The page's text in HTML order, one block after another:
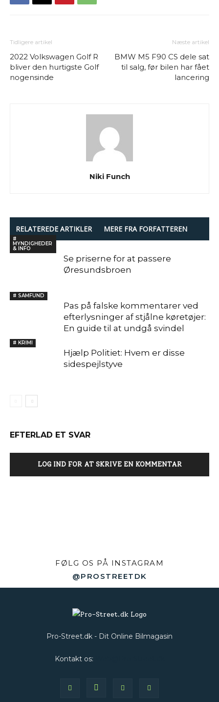
Tidligere artikel
2022 Volkswagen Golf R
bliver den hurtigste Golf
nogensinde
Næste artikel
BMW M5 F90 CS dele sat
til salg, før bilen har fået
lancering
Niki Funch
RELATEREDE ARTIKLER MERE FRA FORFATTEREN
#
MYNDIGHEDER
& INFO
Se priserne for at passere
Øresundsbroen
# SAMFUND
Pas på falske kommentarer ved
efterlysninger af stjålne køretøjer:
En guide til at undgå svindel
# KRIMI
Hjælp Politiet: Hvem er disse
sidespejlstyve
EFTERLAD ET SVAR
LOG IND FOR AT SKRIVE EN KOMMENTAR
FØLG OS PÅ INSTAGRAM
@PROSTREETDK
Pro-Street.dk - Dit Online Bilmagasin
Kontakt os: